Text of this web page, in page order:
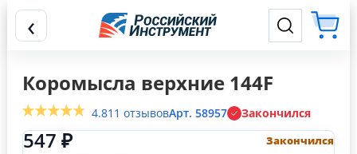
‹
Коромысла верхние 144F
4.811 отзывовАрт. 58957 Закончился
547 ₽ Закончился